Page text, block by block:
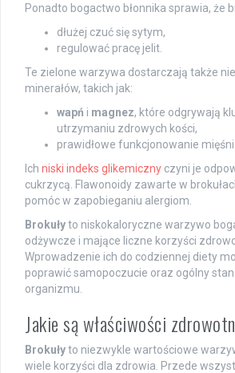
Ponadto bogactwo błonnika sprawia, że
dłużej czuć się sytym,
regulować pracę jelit.
Te zielone warzywa dostarczają także
minerałów, takich jak:
wapń i magnez, które odgrywają
utrzymaniu zdrowych kości,
prawidłowe funkcjonowanie mięśni.
Ich niski indeks glikemiczny czyni je
cukrzycą. Flawonoidy zawarte w
pomóc w zapobieganiu alergiom.
Brokułyto niskokaloryczne warzywo
odżywcze i mające liczne korzyści
Wprowadzenie ich do codziennej diety
poprawić samopoczucie oraz ogólny
organizmu.
Jakie są właściwości
Brokułyto niezwykle wartościowe
wiele korzyści dla zdrowia. Przede